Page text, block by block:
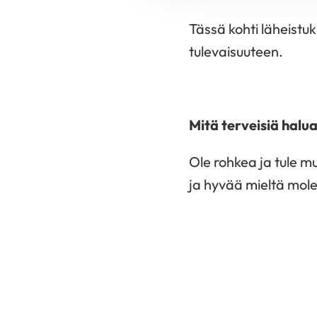
Tässä kohti
tulevaisuuteen.
Mitä terveisiä
Ole rohkea ja tule
ja hyvää mieltä